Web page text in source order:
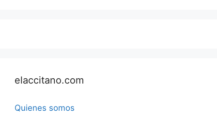
elaccitano.com
Quienes somos